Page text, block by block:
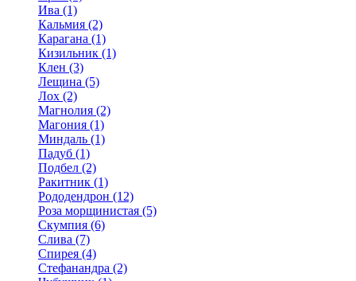
Ива (1)
Кальмия (2)
Карагана (1)
Кизильник (1)
Клен (3)
Лещина (5)
Лох (2)
Магнолия (2)
Магония (1)
Миндаль (1)
Падуб (1)
Подбел (2)
Ракитник (1)
Рододендрон (12)
Роза морщинистая (5)
Скумпия (6)
Слива (7)
Спирея (4)
Стефанандра (2)